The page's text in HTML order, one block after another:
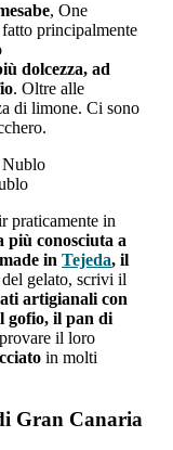
, One
fatto principalmente
dolcezza, ad
. Oltre alle
di limone. Ci sono
praticamente in
più conosciuta a
in Tejeda, il
gelato, scrivi il
artigianali con
gofio, il pan di
il loro
in molti
Gran Canaria